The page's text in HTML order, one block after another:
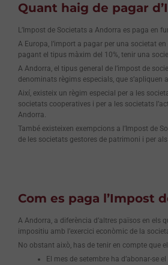
Quant haig de pagar
L’Impost de Societats a Andorra es paga en
A Europa, l’import a pagar per una societat
pagant el tipus màxim del 10%, tenir una
A Andorra, el tipus general de l’impost de
denominats règims especials, que
Així, existeix un règim especial per a les
societats cooperatives i per a les societats
Andorra.
També existeixen exempcions a l’Impost de
de les societats gestores de patrimoni i per
Com es paga l’Impost
A Andorra, a diferència d’altres països en els
impositiu amb l’exercici econòmic de la
No obstant això, has de tenir en compte que
El mes de setembre ha d’abonar-se